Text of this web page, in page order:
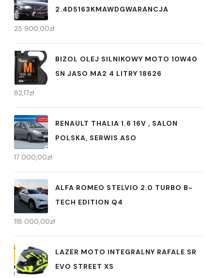
2.4D5163KMAWDGWARANCJA
25 900,00zł
BIZOL OLEJ SILNIKOWY MOTO 10W40
SN JASO MA2 4 LITRY 18626
82,17zł
RENAULT THALIA 1.6 16V , SALON
POLSKA, SERWIS ASO
17 000,00zł
ALFA ROMEO STELVIO 2.0 TURBO B-
TECH EDITION Q4
118 000,00zł
LAZER MOTO INTEGRALNY RAFALE SR
EVO STREET XS